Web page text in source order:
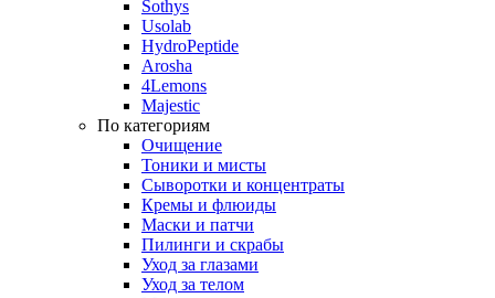
Sothys
Usolab
HydroPeptide
Arosha
4Lemons
Majestic
По категориям
Очищение
Тоники и мисты
Сыворотки и концентраты
Кремы и флюиды
Маски и патчи
Пилинги и скрабы
Уход за глазами
Уход за телом